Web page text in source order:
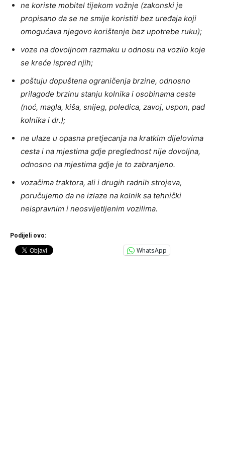
ne koriste mobitel tijekom vožnje (zakonski je
propisano da se ne smije koristiti bez uređaja koji
omogućava njegovo korištenje bez upotrebe ruku);
voze na dovoljnom razmaku u odnosu na vozilo koje
se kreće ispred njih;
poštuju dopuštena ograničenja brzine, odnosno
prilagode brzinu stanju kolnika i osobinama ceste
(noć, magla, kiša, snijeg, poledica, zavoj, uspon, pad
kolnika i dr.);
ne ulaze u opasna pretjecanja na kratkim dijelovima
cesta i na mjestima gdje preglednost nije dovoljna,
odnosno na mjestima gdje je to zabranjeno.
vozačima traktora, ali i drugih radnih strojeva,
poručujemo da ne izlaze na kolnik sa tehnički
neispravnim i neosvijetljenim vozilima.
Podijeli ovo:
WhatsApp